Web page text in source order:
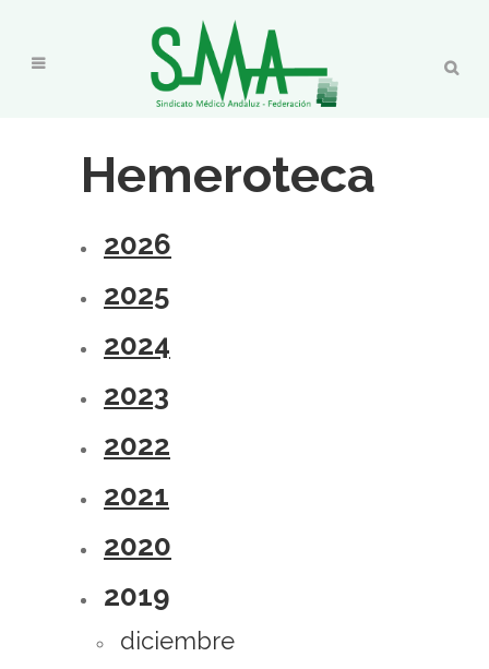
Hemeroteca
2026
2025
2024
2023
2022
2021
2020
2019
diciembre